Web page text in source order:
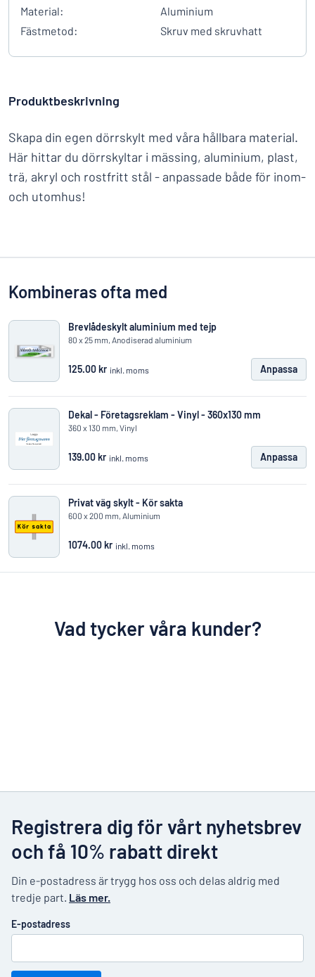
Material:
Aluminium
Fästmetod:
Skruv med skruvhatt
Produktbeskrivning
Skapa din egen dörrskylt med våra hållbara material.
Här hittar du dörrskyltar i mässing, aluminium, plast,
trä, akryl och rostfritt stål - anpassade både för inom-
och utomhus!
Kombineras ofta med
Brevlådeskylt aluminium med tejp
80 x 25 mm, Anodiserad aluminium
125.00 kr inkl. moms Anpassa
Dekal - Företagsreklam - Vinyl - 360x130 mm
360 x 130 mm, Vinyl
139.00 kr inkl. moms Anpassa
Privat väg skylt - Kör sakta
600 x 200 mm, Aluminium
1074.00 kr inkl. moms
Vad tycker våra kunder?
Registrera dig för vårt nyhetsbrev
och få 10% rabatt direkt
Din e-postadress är trygg hos oss och delas aldrig med
tredje part. Läs mer.
E-postadress